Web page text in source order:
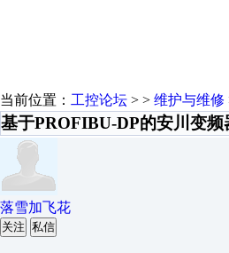
当前位置： 工控论坛 > > 维护与维修
基于PROFIBU-DP的安川变
落雪加飞花
关注 私信